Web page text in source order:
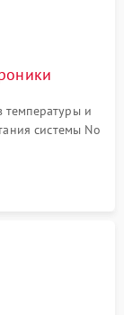
температуры и
системы No
или замена